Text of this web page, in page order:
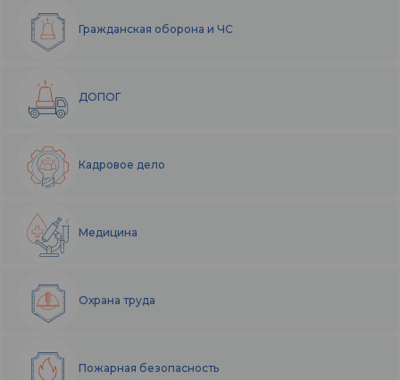
Гражданская оборона и ЧС
ДОПОГ
Кадровое дело
Медицина
Охрана труда
Пожарная безопасность